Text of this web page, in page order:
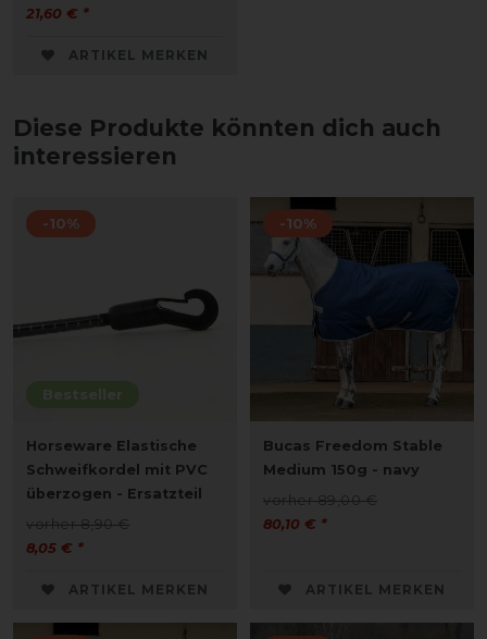
21,60 € *
ARTIKEL MERKEN
Diese Produkte könnten dich auch
interessieren
Bestseller
-10%
Horseware Elastische
Schweifkordel mit PVC
überzogen - Ersatzteil
vorher 8,90 €
8,05 € *
ARTIKEL MERKEN
-10%
Bucas Freedom Stable
Medium 150g - navy
vorher 89,00 €
80,10 € *
ARTIKEL MERKEN